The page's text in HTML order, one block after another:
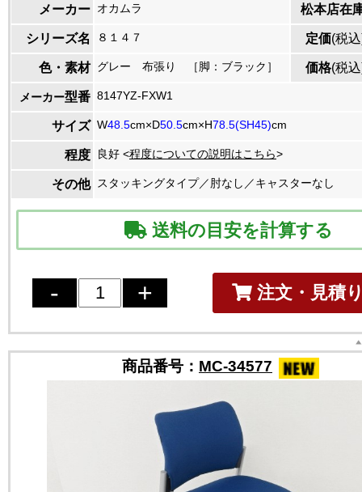
メーカー オカムラ 松本店在
シリーズ名 ８１４７ 定価(税
色・素材 グレー 布張り ［脚：ブラック］ 価格(税
メーカー型番 8147YZ-FXW1
サイズ W48.5cm×D50.5cm×H78.5(SH45)cm
程度 良好 <程度についての説明はこちら>
その他 スタッキングタイプ／肘なし／キャスターなし
送料の目安を計算する
注文・見積
商品番号： MC-34577